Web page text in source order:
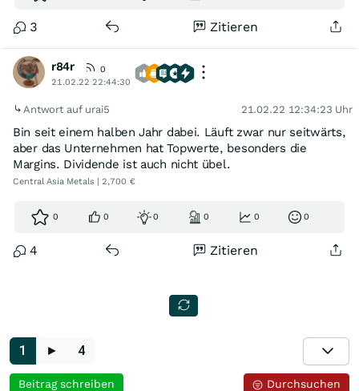
3 Zitieren
r84r
0
21.02.22 22:44:30
Antwort auf urai5 21.02.22 12:34:23 Uhr
Bin seit einem halben Jahr dabei. Läuft zwar nur seitwärts,
aber das Unternehmen hat Topwerte, besonders die
Margins. Dividende ist auch nicht übel.
Central Asia Metals | 2,700 €
0 0 0 0 0 0
4 Zitieren
1 ► 4
Durchsuchen
Beitrag schreiben